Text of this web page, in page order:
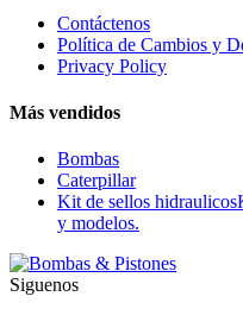
Contáctenos
Política de Cambios y
Privacy Policy
Más vendidos
Bombas
Caterpillar
Kit de sellos hidraulicos
y modelos.
Siguenos